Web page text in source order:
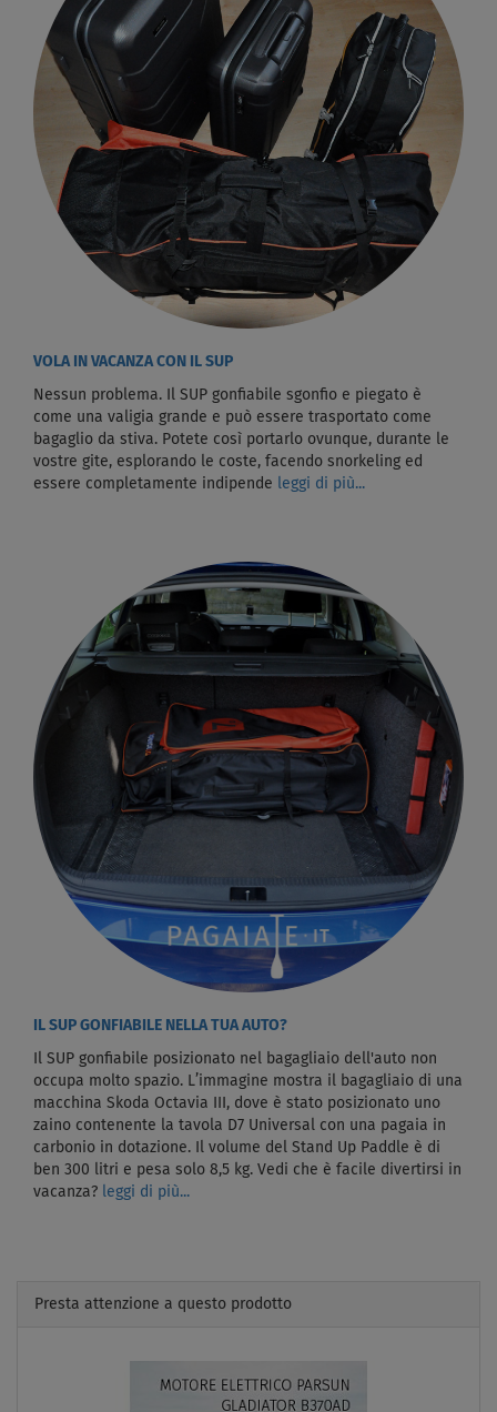
VOLA IN VACANZA CON IL SUP
Nessun problema. Il SUP gonfiabile sgonfio e piegato è
come una valigia grande e può essere trasportato come
bagaglio da stiva. Potete così portarlo ovunque, durante le
vostre gite, esplorando le coste, facendo snorkeling ed
essere completamente indipende leggi di più...
IL SUP GONFIABILE NELLA TUA AUTO?
Il SUP gonfiabile posizionato nel bagagliaio dell'auto non
occupa molto spazio. L’immagine mostra il bagagliaio di una
macchina Skoda Octavia III, dove è stato posizionato uno
zaino contenente la tavola D7 Universal con una pagaia in
carbonio in dotazione. Il volume del Stand Up Paddle è di
ben 300 litri e pesa solo 8,5 kg. Vedi che è facile divertirsi in
vacanza? leggi di più...
Presta attenzione a questo prodotto